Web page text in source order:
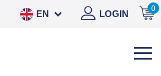
0
LOGIN
EN